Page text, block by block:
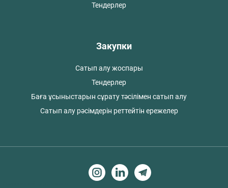
Тендерлер
Закупки
Сатып алу жоспары
Тендерлер
Баға ұсыныстарын сұрату тәсілімен сатып алу
Сатып алу рәсімдерін реттейтін ережелер